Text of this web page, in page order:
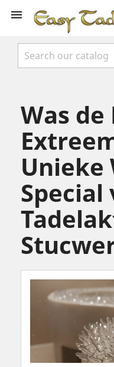

Was
Unieke
Special